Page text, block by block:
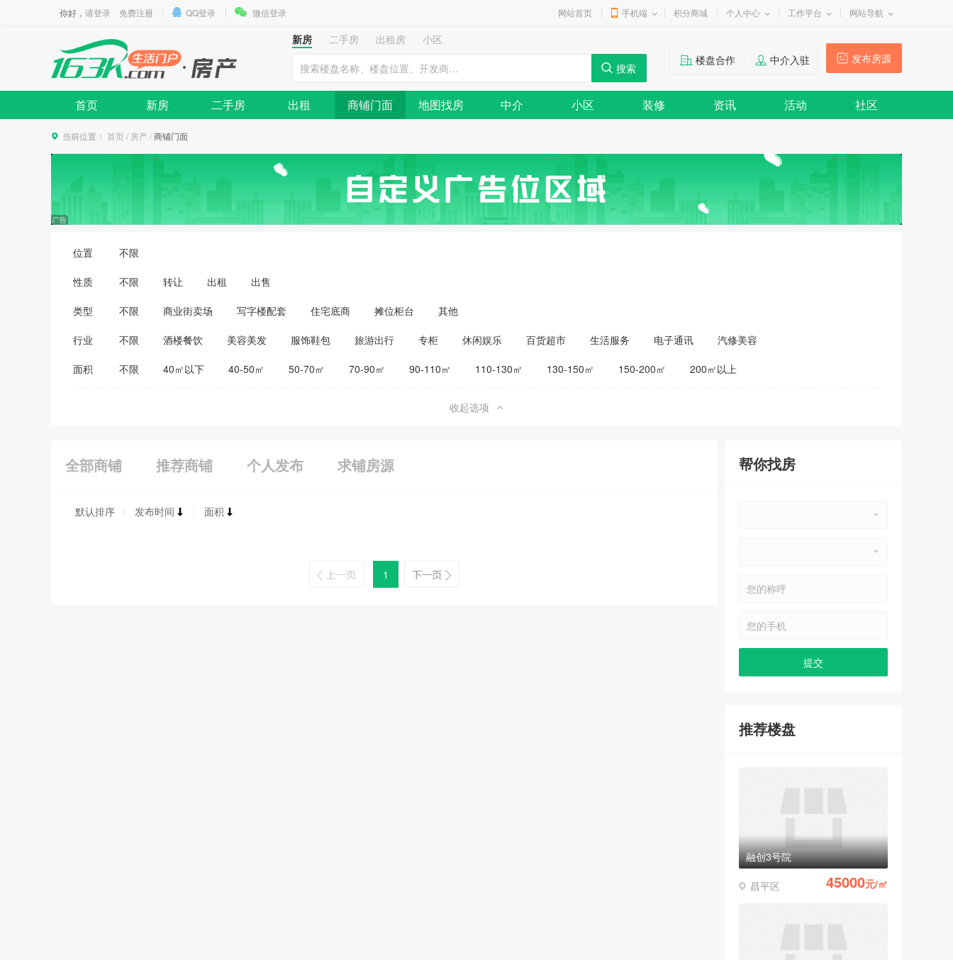
你好， 请登录 免费注册 QQ登录 微信登录 网站首页 手机端 积分商城 个人中心 工作平台 网站导航
新房 二手房 出租房
小区
发布房源
楼盘合作 中介入驻
首页 新房 二手房 出租 商铺门面 地图找房 中介 小区 装修 资讯 活动 社区
当前位置： 首页 / 房产/商铺门面
位置 不限
性质 不限 转让 出租 出售
类型 不限 商业街卖场 写字楼配套 住宅底商 摊位柜台 其他
行业 不限 酒楼餐饮 美容美发 服饰鞋包 旅游出行 专柜 休闲娱乐 百货超市 生活服务 电子通讯
汽修美容
医药保健
家居建材
面积 不限 40㎡以下 40-50㎡ 50-70㎡ 70-90㎡ 90-110㎡ 110-130㎡ 130-150㎡ 150-200㎡ 200㎡以上
收起选项
全部商铺 推荐商铺 个人发布 求铺房源
默认排序 发布时间 面积
1
帮你找房
推荐楼盘
融创3号院
昌平区 45000元/㎡